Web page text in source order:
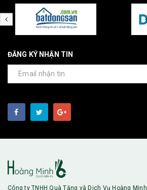
ĐĂNG KÝ NHẬN TIN
Công ty TNHH Quà Tặng và Dịch Vụ Hoàng Minh.